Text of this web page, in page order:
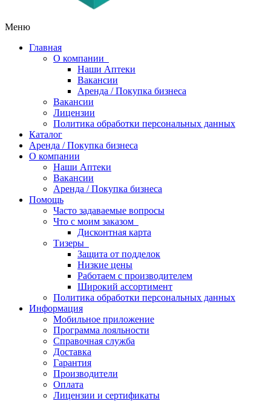
Меню
Главная
О компании
Наши Аптеки
Вакансии
Аренда / Покупка бизнеса
Вакансии
Лицензии
Политика обработки персональных данных
Каталог
Аренда / Покупка бизнеса
О компании
Наши Аптеки
Вакансии
Аренда / Покупка бизнеса
Помощь
Часто задаваемые вопросы
Что с моим заказом
Дисконтная карта
Тизеры
Защита от подделок
Низкие цены
Работаем с производителем
Широкий ассортимент
Политика обработки персональных данных
Информация
Мобильное приложение
Программа лояльности
Справочная служба
Доставка
Гарантия
Производители
Оплата
Лицензии и сертификаты